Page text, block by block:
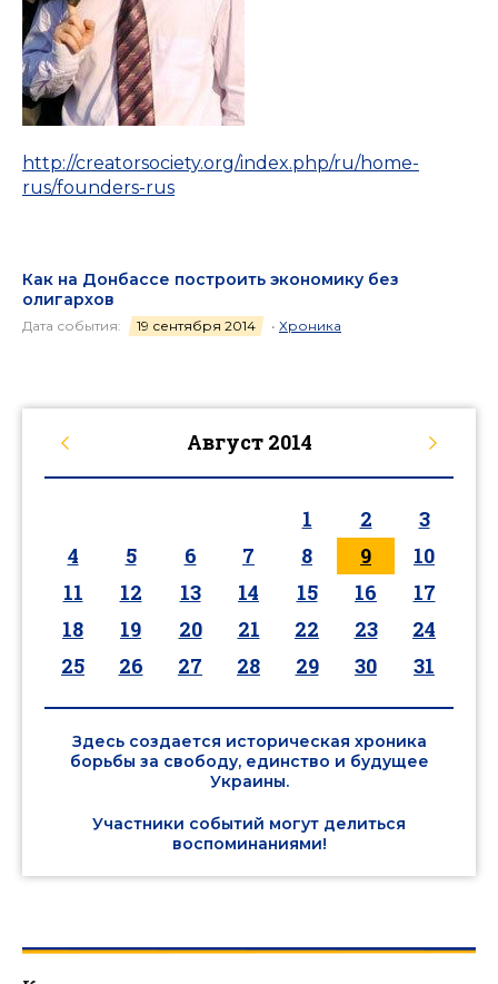
http://creatorsociety.org/index.php/ru/home-
rus/founders-rus
Как на Донбассе построить экономику без
олигархов
Дата события: 19 сентября 2014 • Хроника
Август 2014
1 2
3
4
5 6 7 8 9
10
11
12 13 14 15 16
17
18
19 20 21 22 23
24
25
26 27 28 29 30 31
Здесь создается историческая хроника
борьбы за свободу, единство и будущее
Украины.
Участники событий могут делиться
воспоминаниями!